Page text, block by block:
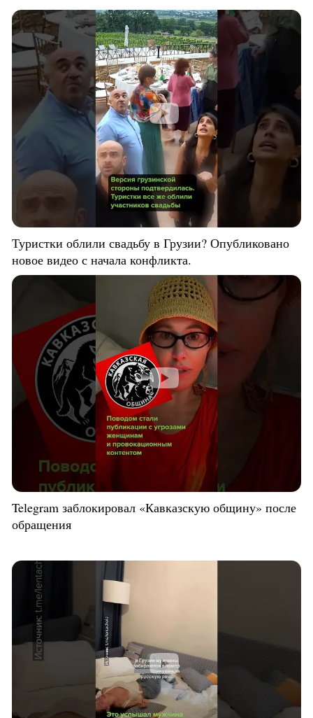
Туристки облили свадьбу в Грузии? Опубликовано
новое видео с начала конфликта.
Telegram заблокировал «Кавказскую общину» после
обращения